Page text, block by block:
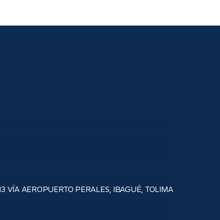
VÍA AEROPUERTO PERALES, IBAGUÉ, TOLIMA